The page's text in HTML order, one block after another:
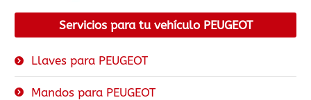
Servicios para tu vehículo PEUGEOT
Llaves para PEUGEOT
Mandos para PEUGEOT